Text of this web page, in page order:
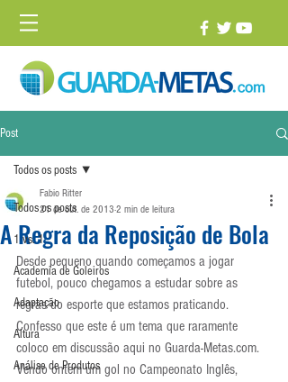
Post
Todos os posts
1 vs. 1
Academia de Goleiros
Adaptação
Altura
Análise de Produtos
Todos os posts
A Regra da Reposição de Bola
Fabio Ritter
21 de out. de 2013 2 min de leitura
Desde pequeno quando começamos a jogar
futebol, pouco chegamos a estudar sobre as
regras do esporte que estamos praticando.
Confesso que este é um tema que raramente
coloco em discussão aqui no Guarda-Metas.com.
Vendo ontem um gol no Campeonato Inglês,